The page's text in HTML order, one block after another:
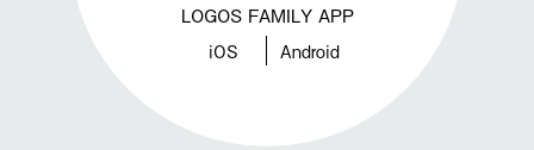
LOGOS FAMILY APP
iOS Android